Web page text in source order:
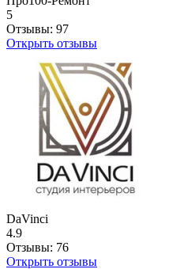
5
Отзывы: 97
Открыть отзывы
DaVinci
4.9
Отзывы: 76
Открыть отзывы